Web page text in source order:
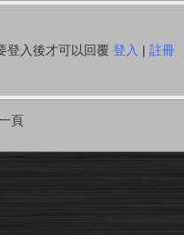
登入後才可以回覆 登入 | 註冊
頁